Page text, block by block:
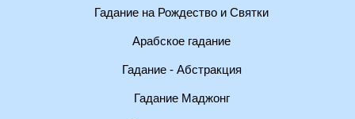
Гадание на Рождество и Святки
Арабское гадание
Гадание - Абстракция
Гадание Маджонг